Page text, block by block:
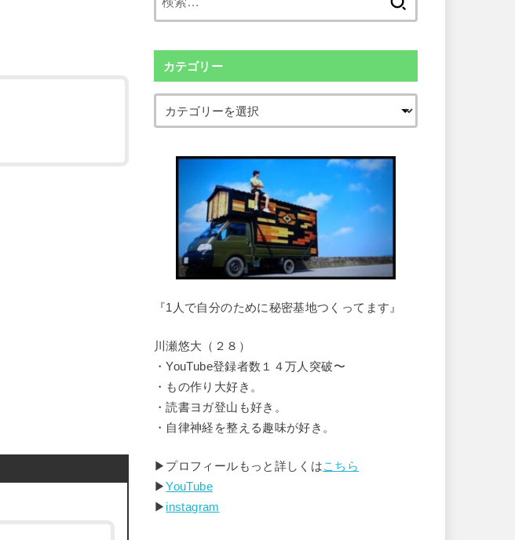
カテゴリー
『1人で自分のために秘密基地つくってます』
川瀬悠大（２８）
・YouTube登録者数１４万人突破〜
・もの作り大好き。
・読書ヨガ登山も好き。
・自律神経を整える趣味が好き。
▶︎プロフィールもっと詳しくはこちら
▶︎YouTube
▶︎ instagram